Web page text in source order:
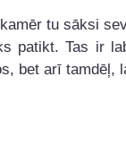
tu sāksi
patikt. Tas ir
bet arī tamdēļ,